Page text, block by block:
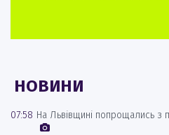
НОВИНИ
07:58 На Львівщині попрощались з